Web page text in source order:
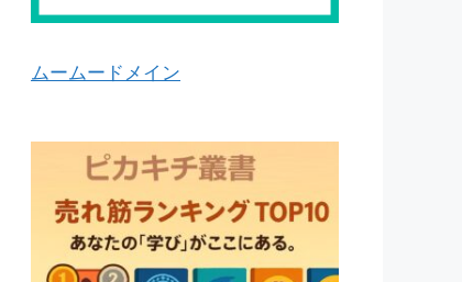
ムームードメイン